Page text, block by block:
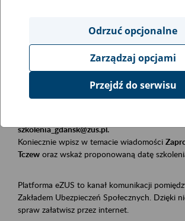
Obszar merytoryczny
Płatnicy, ubezpieczeni, świadczeniobiorcy
Opis wydarzenia
Szkolenie stacjonarne w siedzibie firmy,
szkolenia_gdansk@zus.pl.
Koniecznie wpisz w temacie wiadomości
Tczew oraz wskaż proponowaną datę
Platforma eZUS to kanał komunikacji
Zakładem Ubezpieczeń Społecznych. Dzięki
spraw załatwisz przez internet.
Odrzuć opcjonalne
Zarządzaj opcjami
Przejdź do serwisu